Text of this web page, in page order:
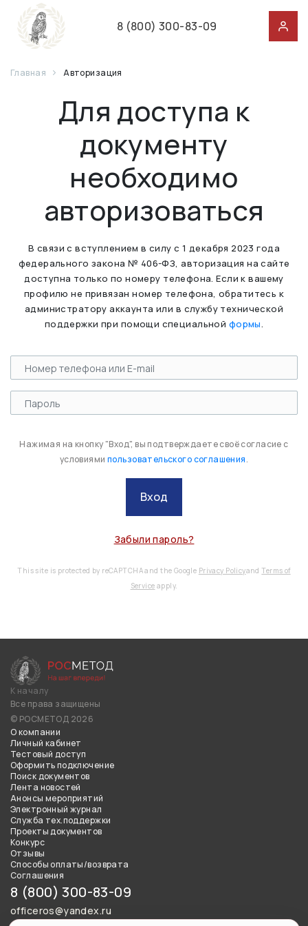
8 (800) 300-83-09
Главная Авторизация
Для доступа к
документу
необходимо
авторизоваться
В связи с вступлением в силу с 1 декабря 2023 года
федерального закона № 406-ФЗ, авторизация на сайте
доступна только по номеру телефона. Если к вашему
профилю не привязан номер телефона, обратитесь к
администратору аккаунта или в службу технической
поддержки при помощи специальной формы.
Нажимая на кнопку "Вход", вы подтверждаете своё согласие с
условиями пользовательского соглашения.
Вход
Забыли пароль?
This site is protected by reCAPTCHA and the Google Privacy PolicyandTerms of
Service apply.
К началу
Все права защищены
© РОСМЕТОД 2026
О компании
Личный кабинет
Тестовый доступ
Оформить подключение
Поиск документов
Лента новостей
Анонсы мероприятий
Электронный журнал
Служба тех.поддержки
Проекты документов
Конкурс
Отзывы
Способы оплаты/возврата
Соглашения
8 (800) 300-83-09
officeros@yandex.ru